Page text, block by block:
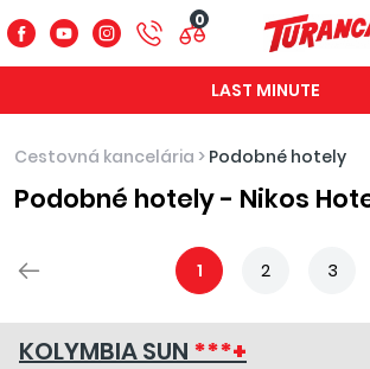
0
LAST MINUTE
Cestovná kancelária > Podobné hotely
Podobné hotely - Nikos
1 2 3
KOLYMBIA SUN ***+